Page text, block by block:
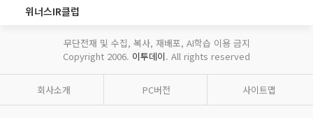
위너스IR클럽
무단전재 및 수집, 복사, 재배포, AI학습 이용 금지
Copyright 2006. 이투데이. All rights reserved
회사소개 PC버전 사이트맵